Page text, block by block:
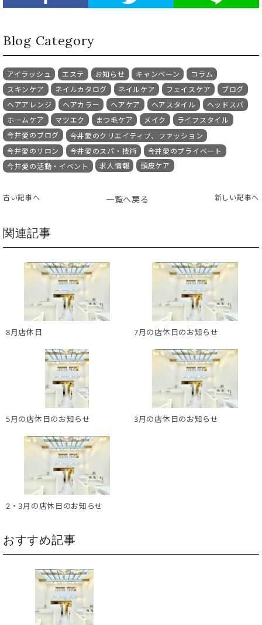
Blog Category
アイラッシュ エステ お知らせ キャンペーン
コラム
スキンケア
ネイルカタログ ネイルケア フェイスケア
ブログ
ヘアアレンジ
ヘアカラー ヘアケア ヘアスタイル
ヘッドスパ
ホームケア
マツエク まつ毛ケア メイク
ライフスタイル
今井愛のブログ
今井愛のクリエイティブ、ファッション
今井愛のサロン
今井愛のスパ・技術
今井愛のプライベート
今井愛の活動・イベント
求人情報 頭皮ケア
古い記事へ 一覧へ戻る 新しい記事へ
関連記事
8月店休日 7月の店休日のお知らせ
5月の店休日のお知らせ 3月の店休日のお知らせ
2・3月の店休日のお知らせ
おすすめ記事